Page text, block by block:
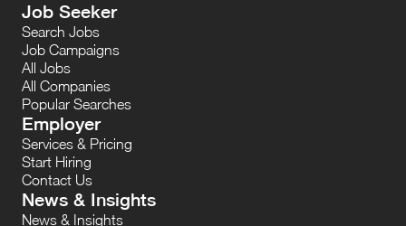
Job Seeker
Search Jobs
Job Campaigns
All Jobs
All Companies
Popular Searches
Employer
Services & Pricing
Start Hiring
Contact Us
News & Insights
News & Insights